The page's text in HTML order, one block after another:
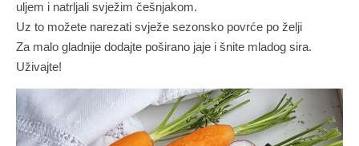
uljem i natrljali svježim češnjakom.
Uz to možete narezati svježe sezonsko povrće po želji
Za malo gladnije dodajte poširano jaje i šnite mladog sira.
Uživajte!